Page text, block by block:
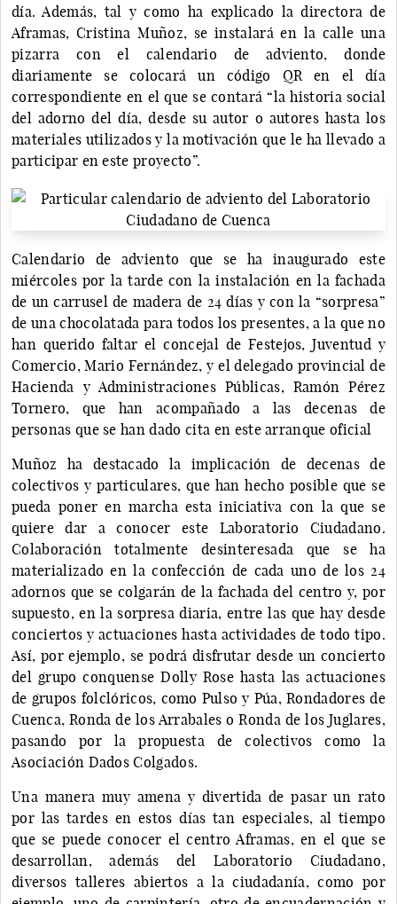
día. Además, tal y como ha explicado la directora de
Aframas, Cristina Muñoz, se instalará en la calle una
pizarra con el calendario de adviento, donde
diariamente se colocará un código QR en el día
correspondiente en el que se contará “la historia social
del adorno del día, desde su autor o autores hasta los
materiales utilizados y la motivación que le ha llevado a
participar en este proyecto”.
Calendario de adviento que se ha inaugurado este
miércoles por la tarde con la instalación en la fachada
de un carrusel de madera de 24 días y con la “sorpresa”
de una chocolatada para todos los presentes, a la que no
han querido faltar el concejal de Festejos, Juventud y
Comercio, Mario Fernández, y el delegado provincial de
Hacienda y Administraciones Públicas, Ramón Pérez
Tornero, que han acompañado a las decenas de
personas que se han dado cita en este arranque oficial
Muñoz ha destacado la implicación de decenas de
colectivos y particulares, que han hecho posible que se
pueda poner en marcha esta iniciativa con la que se
quiere dar a conocer este Laboratorio Ciudadano.
Colaboración totalmente desinteresada que se ha
materializado en la confección de cada uno de los 24
adornos que se colgarán de la fachada del centro y, por
supuesto, en la sorpresa diaria, entre las que hay desde
conciertos y actuaciones hasta actividades de todo tipo.
Así, por ejemplo, se podrá disfrutar desde un concierto
del grupo conquense Dolly Rose hasta las actuaciones
de grupos folclóricos, como Pulso y Púa, Rondadores de
Cuenca, Ronda de los Arrabales o Ronda de los Juglares,
pasando por la propuesta de colectivos como la
Asociación Dados Colgados.
Una manera muy amena y divertida de pasar un rato
por las tardes en estos días tan especiales, al tiempo
que se puede conocer el centro Aframas, en el que se
desarrollan, además del Laboratorio Ciudadano,
diversos talleres abiertos a la ciudadanía, como por